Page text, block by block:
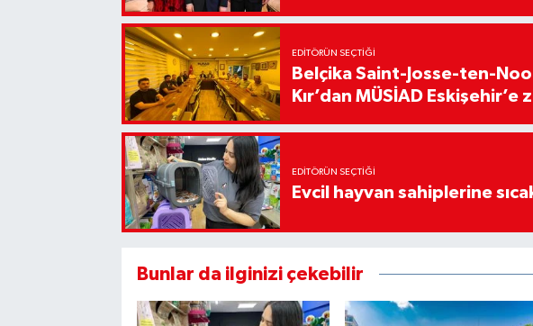
EDITÖRÜN SEÇTIĞI
Belçika Saint-Josse-ten-
Kır’dan MÜSİAD Eskişehir’e
EDITÖRÜN SEÇTIĞI
Evcil hayvan sahiplerine
Bunlar da ilginizi çekebilir